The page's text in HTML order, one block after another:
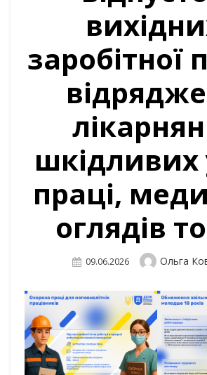
заробітної
праці,
оглядів
Posted
09.06.2026 Author
Ольга